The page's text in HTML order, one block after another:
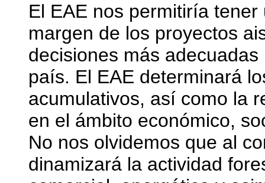
El EAE nos permitiría
margen de los proyectos
decisiones más
país. El EAE determinará
acumulativos, así como la
en el ámbito económico,
No nos olvidemos que al
dinamizará la actividad